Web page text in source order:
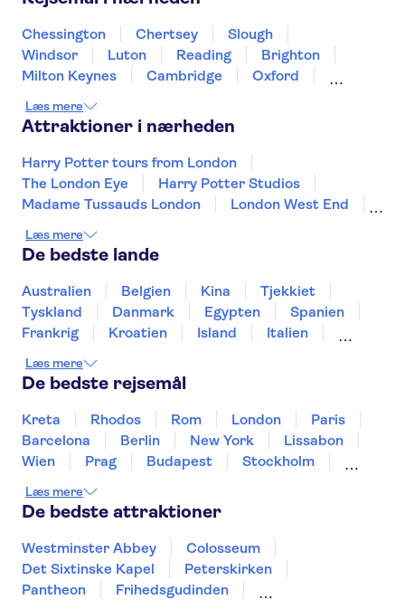
Chessington Chertsey
Slough
Windsor
Luton Reading
Brighton
Milton Keynes
Cambridge
Oxford
Portsmouth
Læs mere
Attraktioner i nærheden
Harry Potter tours from London
The London Eye
Harry Potter Studios
Madame Tussauds London
London West End
Busrundture i London
Shakespeare's Globe
River Thames
King's Cross Station
The Scotch Whisky Experience
St Paul's Cathedral
Læs mere
De bedste lande
Australien Belgien Kina
Tjekkiet
Tyskland
Danmark Egypten
Spanien
Frankrig
Kroatien Island
Italien
Sverige
Slovenien
Læs mere
De bedste rejsemål
Kreta Rhodos Rom London
Paris
Barcelona
Berlin New York
Lissabon
Wien
Prag Budapest
Stockholm
Aarhus
Helsingborg
Læs mere
De bedste attraktioner
Westminster Abbey
Colosseum
Det Sixtinske Kapel
Peterskirken
Pantheon
Frihedsgudinden